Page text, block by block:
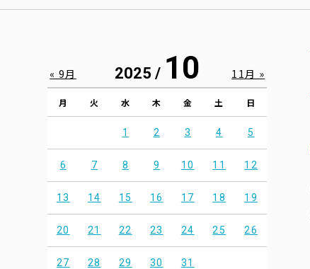
2025 / 10
月 火 水 木 金 土 日
1 2 3 4 5
6 7 8 9 10 11 12
13 14 15 16 17 18 19
20 21 22 23 24 25 26
27 28 29 30 31
« 9月 11月 »